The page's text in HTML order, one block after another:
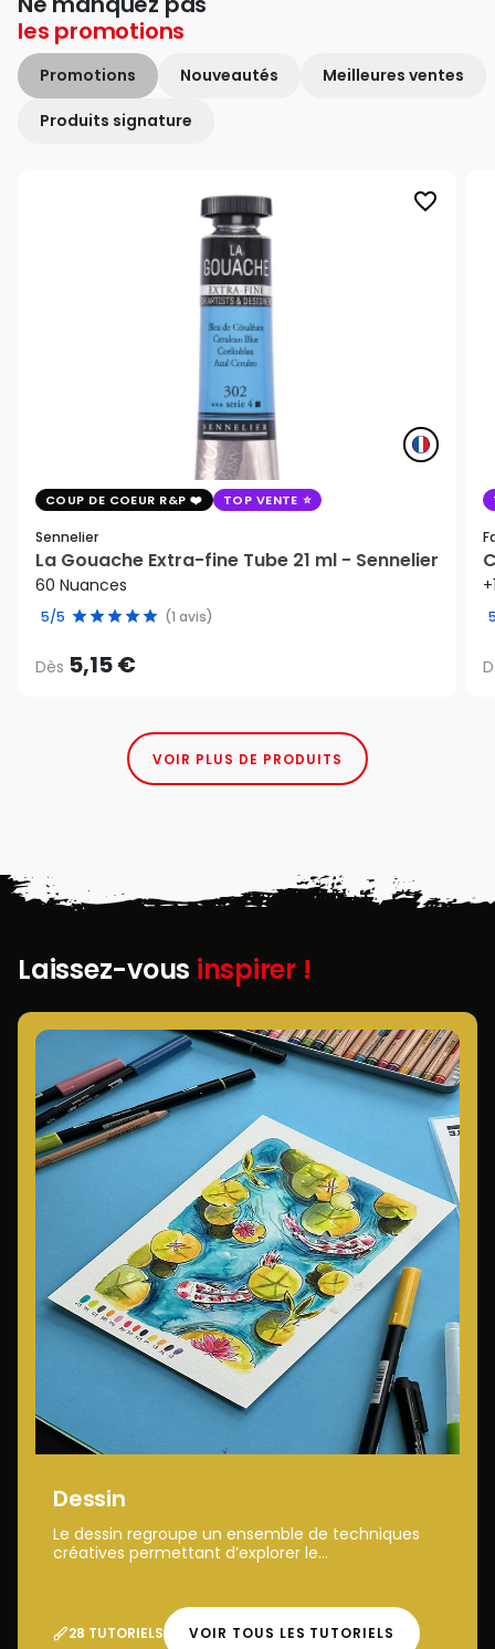
les promotions
Promotions Nouveautés Meilleures ventes
Produits signature
favorite_border
COUP DE COEUR R&P TOP VENTE
Sennelier
La Gouache Extra-fine Tube 21 ml - Sennelier
60 Nuances
5/5 (1 avis)
Dès 5,15 €
VOIR PLUS DE PRODUITS
Laissez-vous inspirer !
Dessin
Le dessin regroupe un ensemble de techniques
créatives permettant d’explorer le...
28 TUTORIELS VOIR TOUS LES TUTORIELS